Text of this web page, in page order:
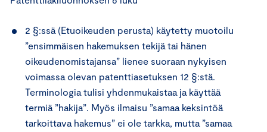
2 §:ssä (Etuoikeuden perusta) käytetty muotoilu
”ensimmäisen hakemuksen tekijä tai hänen
oikeudenomistajansa” lienee suoraan nykyisen
voimassa olevan patenttiasetuksen 12 §:stä.
Terminologia tulisi yhdenmukaistaa ja käyttää
termiä ”hakija”. Myös ilmaisu ”samaa keksintöä
tarkoittava hakemus” ei ole tarkka, mutta ”samaa